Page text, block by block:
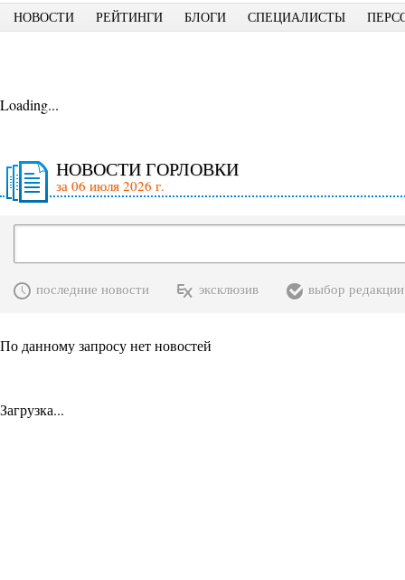
НОВОСТИ РЕЙТИНГИ БЛОГИ СПЕЦИАЛИСТЫ
Loading...
НОВОСТИ ГОРЛОВКИ
за 06 июля 2026 г.
последние новости эксклюзив выбор редакции
По данному запросу нет новостей
Загрузка...